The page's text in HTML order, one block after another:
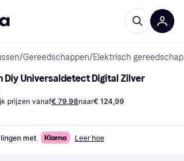
/Gereedschappen/Elektrisch gereedschap
Diy Universaldetect Digital Zilver
prijzen vanaf€ 79,98naar€ 124,99
met Leer hoe